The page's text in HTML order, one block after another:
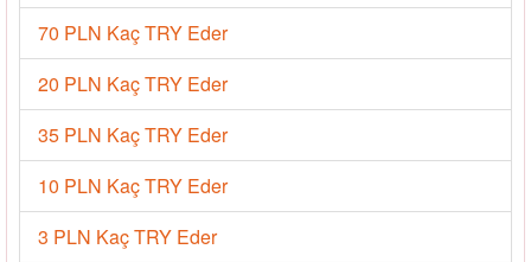
70 PLN Kaç TRY Eder
20 PLN Kaç TRY Eder
35 PLN Kaç TRY Eder
10 PLN Kaç TRY Eder
3 PLN Kaç TRY Eder